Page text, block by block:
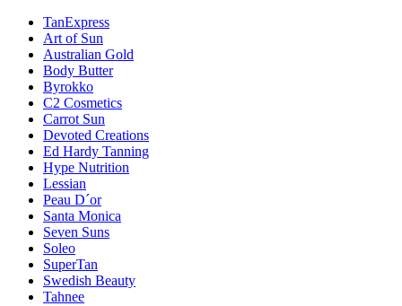
TanExpress
Art of Sun
Australian Gold
Body Butter
Byrokko
C2 Cosmetics
Carrot Sun
Devoted Creations
Ed Hardy Tanning
Hype Nutrition
Lessian
Peau D´or
Santa Monica
Seven Suns
Soleo
SuperTan
Swedish Beauty
Tahnee